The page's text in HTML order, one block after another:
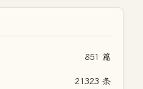
851 篇
21323 条